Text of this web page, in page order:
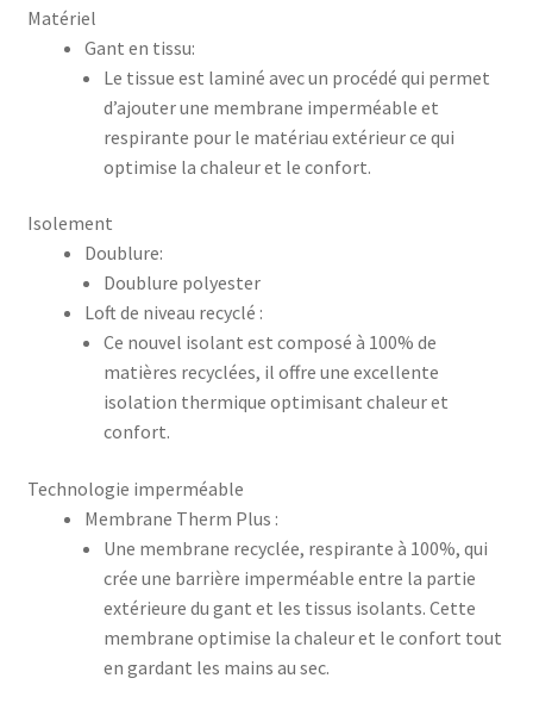
Matériel
Gant en tissu:
Le tissue est laminé avec un procédé qui permet
d’ajouter une membrane imperméable et
respirante pour le matériau extérieur ce qui
optimise la chaleur et le confort.
Isolement
Doublure:
Doublure polyester
Loft de niveau recyclé :
Ce nouvel isolant est composé à 100% de
matières recyclées, il offre une excellente
isolation thermique optimisant chaleur et
confort.
Technologie imperméable
Membrane Therm Plus :
Une membrane recyclée, respirante à 100%, qui
crée une barrière imperméable entre la partie
extérieure du gant et les tissus isolants. Cette
membrane optimise la chaleur et le confort tout
en gardant les mains au sec.